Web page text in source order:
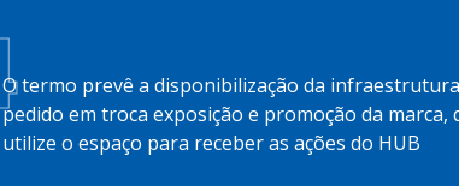
O termo prevê a disponibilização da
pedido em troca exposição e promoção da marca,
utilize o espaço para receber as ações do HUB